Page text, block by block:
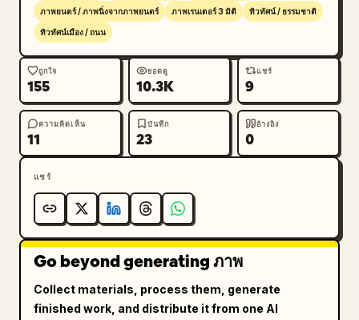
ภาพยนตร์ / ภาพนิ่งจากภาพยนตร์ ภาพเรนเดอร์ 3 มิติ ทิวทัศน์ / ธรรมชาติ
ทิวทัศน์เมือง / ถนน
ถูกใจ
155
ยอดดู
10.3K
แชร์
9
ความคิดเห็น
11
บันทึก
23
อ้างอิง
0
แชร์
Go beyond generating ภาพ
Collect materials, process them, generate
finished work, and distribute it from one AI